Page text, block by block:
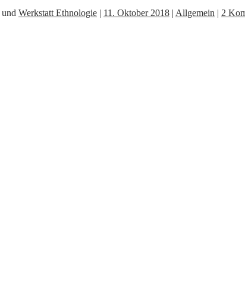
und Werkstatt Ethnologie | 11. Oktober 2018 | Allgemein | 2